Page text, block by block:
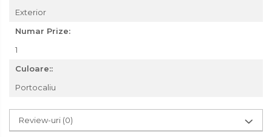
Exterior
Numar Prize:
1
Culoare::
Portocaliu
Review-uri (0)